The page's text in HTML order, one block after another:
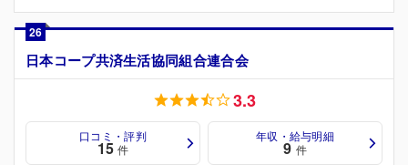
26
日本コープ共済生活協同組合連合会
3.3
口コミ・評判
15 件
年収・給与明細
9 件